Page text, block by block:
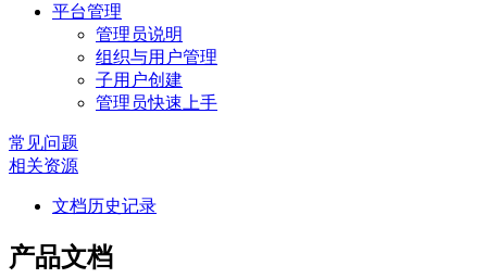
平台管理
管理员说明
组织与用户管理
子用户创建
管理员快速上手
常见问题
相关资源
文档历史记录
产品文档